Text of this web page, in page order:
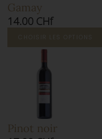
Gamay
14.00 CHf
Pinot noir